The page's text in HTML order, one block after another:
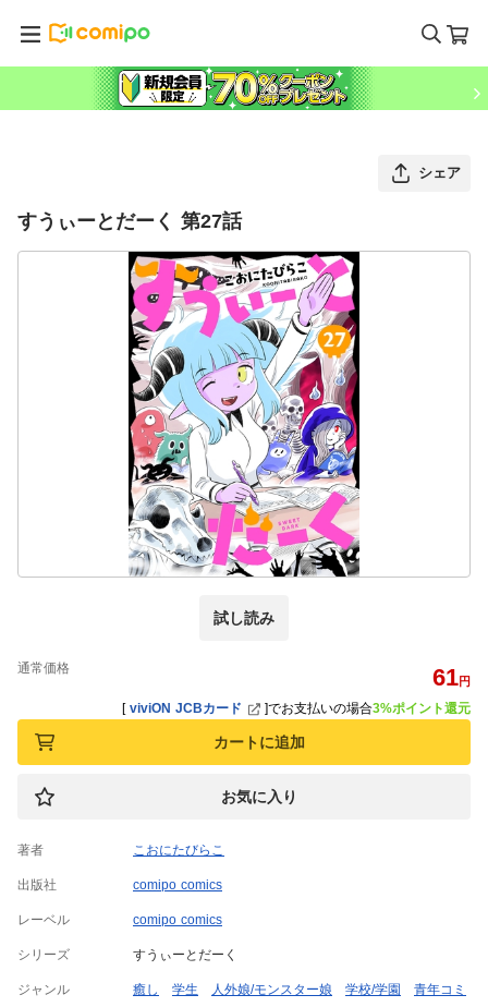
シェア
すうぃーとだーく 第27話
試し読み
通常価格 61円
[ viviON JCBカード ]でお支払いの場合3%ポイント還元
カートに追加
お気に入り
著者 こおにたびらこ
出版社 comipo comics
レーベル comipo comics
シリーズ すうぃーとだーく
ジャンル 癒し 学生 人外娘/モンスター娘 学校/学園
青年コミ